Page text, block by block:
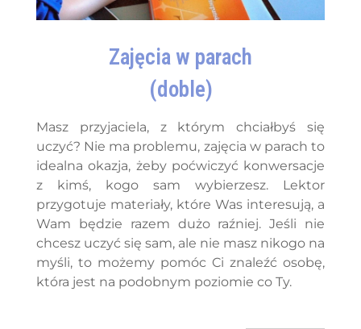
Zajęcia w parach
(doble)
Masz przyjaciela, z którym chciałbyś się
uczyć? Nie ma problemu, zajęcia w parach to
idealna okazja, żeby poćwiczyć konwersacje
z kimś, kogo sam wybierzesz. Lektor
przygotuje materiały, które Was interesują, a
Wam będzie razem dużo raźniej. Jeśli nie
chcesz uczyć się sam, ale nie masz nikogo na
myśli, to możemy pomóc Ci znaleźć osobę,
która jest na podobnym poziomie co Ty.